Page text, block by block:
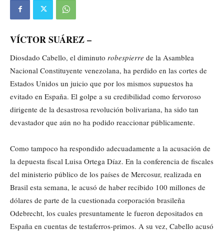
VÍCTOR SUÁREZ –
Diosdado Cabello, el diminuto robespierre de la Asamblea
Nacional Constituyente venezolana, ha perdido en las cortes de
Estados Unidos un juicio que por los mismos supuestos ha
evitado en España. El golpe a su credibilidad como fervoroso
dirigente de la desastrosa revolución bolivariana, ha sido tan
devastador que aún no ha podido reaccionar públicamente.
Como tampoco ha respondido adecuadamente a la acusación de
la depuesta fiscal Luisa Ortega Díaz. En la conferencia de fiscales
del ministerio público de los países de Mercosur, realizada en
Brasil esta semana, le acusó de haber recibido 100 millones de
dólares de parte de la cuestionada corporación brasileña
Odebrecht, los cuales presuntamente le fueron depositados en
España en cuentas de testaferros-primos. A su vez, Cabello acusó